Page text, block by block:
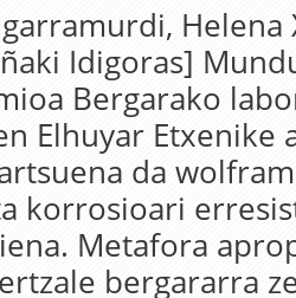
Helena
Idigoras]
Bergarako
Elhuyar Etxenike
da
korrosioari
Metafora
bergararra